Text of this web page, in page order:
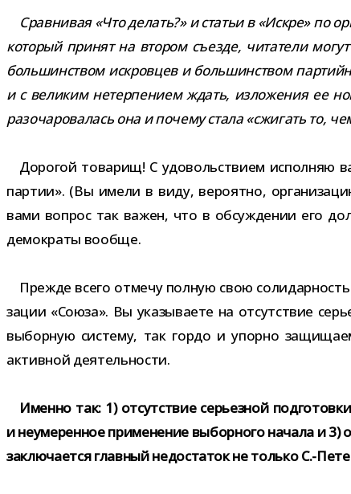
Сравнивая «Что делать?» и ста­тьи в «Искре» по
кото­рый при­нят на вто­ром съезде, чита­тели
боль­шин­ством искров­цев и боль­шин­ством
и с вели­ким нетер­пе­нием ждать, изло­же­ния ее
разо­ча­ро­ва­лась она и почему стала «сжи­гать то,
Дорогой това­рищ! С удо­воль­ствием испол­няю
пар­тии». (Вы имели в виду, веро­ятно,
вами вопрос так важен, что в обсуж­де­нии его
демократы вообще.
Прежде всего отмечу пол­ную свою
за­ции «Союза». Вы ука­зы­ва­ете на отсут­ствие
выбор­ную систему, так гордо и упорно
актив­ной деятельности.
Именно так: 1) отсут­ствие серьез­ной
и неуме­рен­ное при­ме­не­ние выбор­ного начала и
заклю­ча­ется глав­ный недо­ста­ток не только С.-